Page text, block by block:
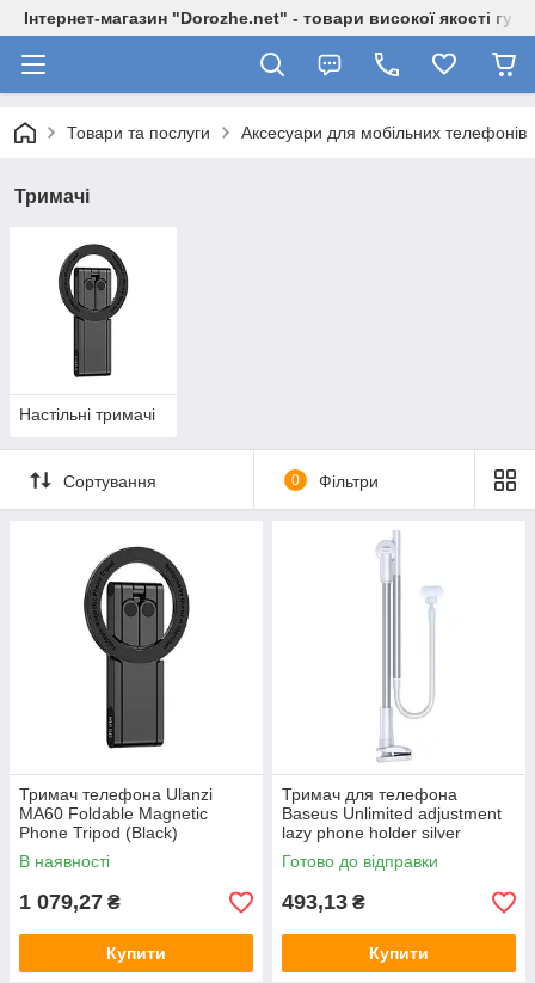
Інтернет-магазин "Dorozhe.net" - товари високої якості
Товари та послуги Аксесуари для мобільних телефонів
Тримачі
Настільні тримачі
Сортування 0 Фільтри
Тримач телефона Ulanzi
MA60 Foldable Magnetic
Phone Tripod (Black)
В наявності
1 079,27 ₴
Купити
Тримач для телефона
Baseus Unlimited adjustment
lazy phone holder silver
Готово до відправки
493,13 ₴
Купити